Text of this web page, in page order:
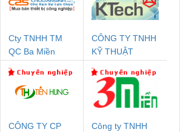
Cty TNHH TM
QC Ba Miền
CÔNG TY TNHH
KỸ THUẬT
NAM
CÔNG TY CP
Công ty TNHH